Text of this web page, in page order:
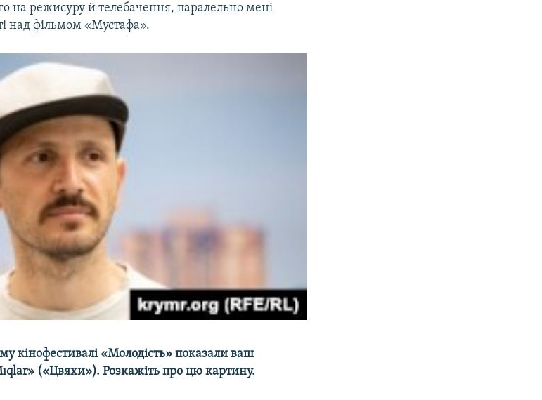
на режисуру й телебачення, паралельно мені
над фільмом «Мустафа».
кінофестивалі «Молодість» показали ваш
(«Цвяхи»). Розкажіть про цю картину.